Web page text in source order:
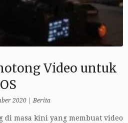
Video untuk
2020 |Berita
di masa kini yang membuat video